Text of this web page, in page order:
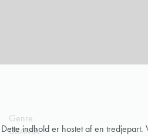
Dette indhold er hostet af en
Genre
DRAMA